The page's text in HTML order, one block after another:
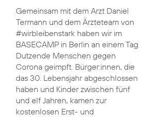
Gemeinsam mit dem Arzt Daniel
Termann und dem Ärzteteam von
#wirbleibenstark haben wir im
BASECAMP in Berlin an einem Tag
Dutzende Menschen gegen
Corona geimpft. Bürger:innen, die
das 30. Lebensjahr abgeschlossen
haben und Kinder zwischen fünf
und elf Jahren, kamen zur
kostenlosen Erst- und